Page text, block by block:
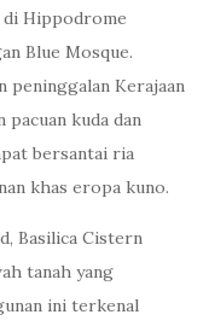
di Hippodrome
Blue Mosque.
peninggalan Kerajaan
pacuan kuda dan
bersantai ria
khas eropa kuno.
Basilica Cistern
tanah yang
ini terkenal